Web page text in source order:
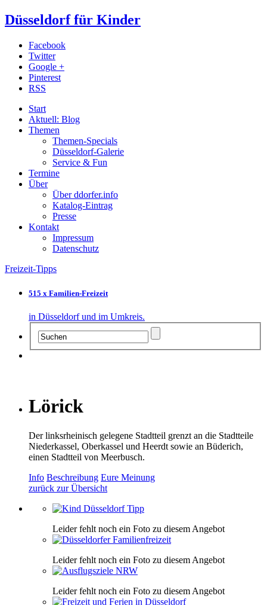
Düsseldorf für Kinder
Facebook
Twitter
Google +
Pinterest
RSS
Start
Aktuell: Blog
Themen
Themen-Specials
Düsseldorf-Galerie
Service & Fun
Termine
Über
Über ddorfer.info
Katalog-Eintrag
Presse
Kontakt
Impressum
Datenschutz
Freizeit-Tipps
515 x Familien-Freizeit
in Düsseldorf und im Umkreis.
Lörick
Der linksrheinisch gelegene Stadtteil grenzt an die Stadtteile
Niederkassel, Oberkassel und Heerdt sowie an Büderich,
einen Stadtteil von Meerbusch.
Info Beschreibung Eure Meinung
zurück zur Übersicht
Leider fehlt noch ein Foto zu diesem Angebot
Leider fehlt noch ein Foto zu diesem Angebot
Leider fehlt noch ein Foto zu diesem Angebot